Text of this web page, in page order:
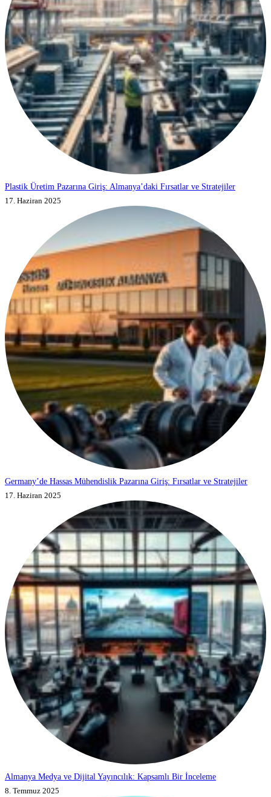
Plastik Üretim Pazarına Giriş: Almanya’daki Fırsatlar ve Stratejiler
17. Haziran 2025
Germany’de Hassas Mühendislik Pazarına Giriş: Fırsatlar ve Stratejiler
17. Haziran 2025
Almanya Medya ve Dijital Yayıncılık: Kapsamlı Bir İnceleme
8. Temmuz 2025